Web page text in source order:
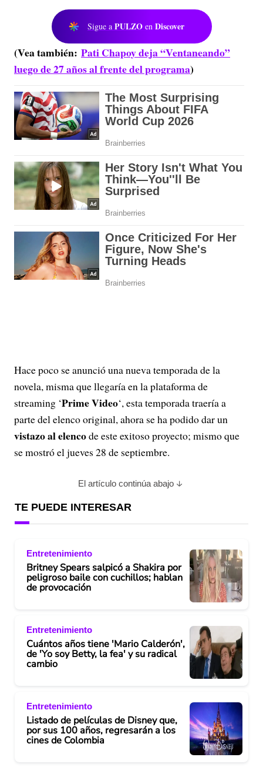
Sigue a PULZO en Discover
(Vea también: Pati Chapoy deja “Ventaneando”
luego de 27 años al frente del programa)
Hace poco se anunció una nueva temporada de la
novela, misma que llegaría en la plataforma de
streaming ‘Prime Video‘, esta temporada traería a
parte del elenco original, ahora se ha podido dar un
vistazo al elencode este exitoso proyecto; mismo que
se mostró el jueves 28 de septiembre.
El artículo continúa abajo
TE PUEDE INTERESAR
Entretenimiento
Britney Spears salpicó a Shakira por
peligroso baile con cuchillos; hablan
de provocación
Entretenimiento
Cuántos años tiene 'Mario Calderón',
de 'Yo soy Betty, la fea' y su radical
cambio
Entretenimiento
Listado de películas de Disney que,
por sus 100 años, regresarán a los
cines de Colombia